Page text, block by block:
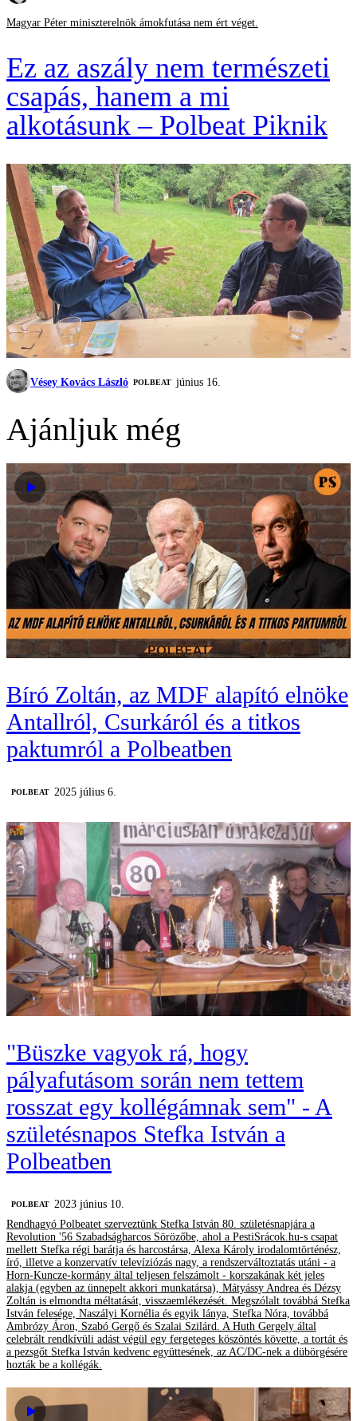
Magyar Péter miniszterelnök ámokfutása nem ért véget.
Ez az aszály nem természeti
csapás, hanem a mi
alkotásunk – Polbeat Piknik
Vésey Kovács László ‎POLBEAT június 16.
Ajánljuk még
Bíró Zoltán, az MDF alapító elnöke
Antallról, Csurkáról és a titkos
paktumról a Polbeatben
‎POLBEAT 2025 július 6.
"Büszke vagyok rá, hogy
pályafutásom során nem tettem
rosszat egy kollégámnak sem" - A
születésnapos Stefka István a
Polbeatben
‎POLBEAT
2023 június 10.
Rendhagyó Polbeatet szerveztünk Stefka István 80. születésnapjára a
Revolution '56 Szabadságharcos Sörözőbe, ahol a PestiSrácok.hu-s csapat
mellett Stefka régi barátja és harcostársa, Alexa Károly irodalomtörténész,
író, illetve a konzervatív televíziózás nagy, a rendszerváltoztatás utáni - a
Horn-Kuncze-kormány által teljesen felszámolt - korszakának két jeles
alakja (egyben az ünnepelt akkori munkatársa), Mátyássy Andrea és Dézsy
Zoltán is elmondta méltatását, visszaemlékezését. Megszólalt továbbá Stefka
István felesége, Naszályi Kornélia és egyik lánya, Stefka Nóra, továbbá
Ambrózy Áron, Szabó Gergő és Szalai Szilárd. A Huth Gergely által
celebrált rendkívüli adást végül egy fergeteges köszöntés követte, a tortát és
a pezsgőt Stefka István kedvenc együttesének, az AC/DC-nek a dübörgésére
hozták be a kollégák.